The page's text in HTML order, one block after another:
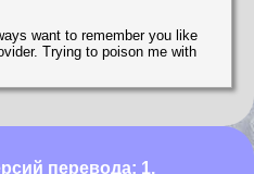
want to remember you like
Trying to poison me with
перевода: 1.